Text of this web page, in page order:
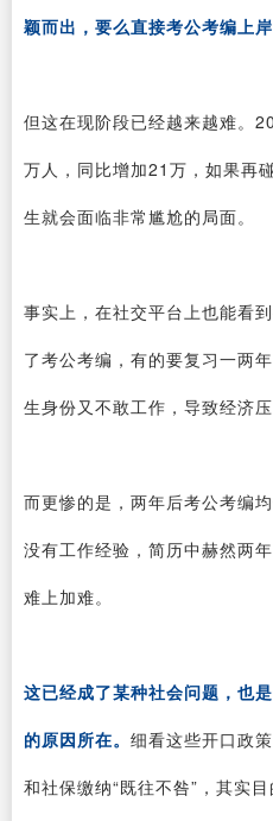
颖而出，要么直接考公考编上岸
但这在现阶段已经越来越难。
万人，同比增加21万，如果再
生就会面临非常尴尬的局面。
事实上，在社交平台上也能看
了考公考编，有的要复习一两
生身份又不敢工作，导致经济压
而更惨的是，两年后考公考编
没有工作经验，简历中赫然两
难上加难。
这已经成了某种社会问题，也
的原因所在。 细看这些开口政
和社保缴纳“既往不咎”，其实